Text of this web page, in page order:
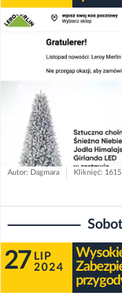
Autor: Dagmara Kliknięć: 1615
27 LIP
2024